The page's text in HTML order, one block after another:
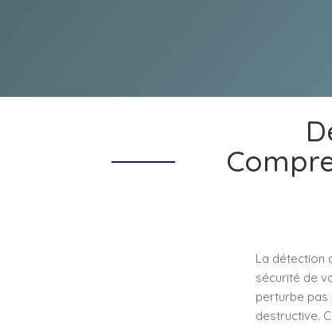
La détection
sécurité de
perturbe pas
destructive.